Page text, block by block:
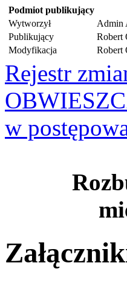
Podmiot publikujący
Wytworzył
Admin
Publikujący
Robert
Modyfikacja
Robert
Rejestr
w